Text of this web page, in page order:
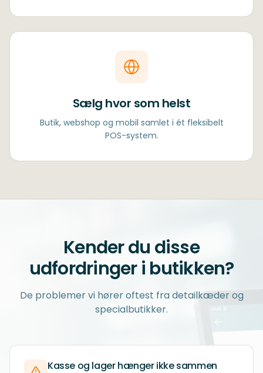
Sælg hvor som helst
Butik, webshop og mobil samlet i ét fleksibelt
POS-system.
Kender du disse
udfordringer i butikken?
De problemer vi hører oftest fra detailkæder og
specialbutikker.
Kasse og lager hænger ikke sammen